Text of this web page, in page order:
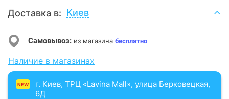
Доставка в: Киев
Самовывоз: из магазина бесплатно
Наличие в магазинах
NEW
г. Киев, ТРЦ «Lavina Mall», улица Берковецкая,
6Д